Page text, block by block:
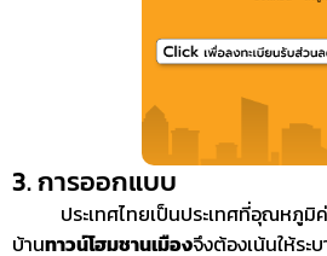
3. การออกแบบ
ประเทศไทยเป็นประเทศที่อุณหภูมิค่
บ้านทาวน์โฮมชานเมืองจึงต้องเน้นให้ระ